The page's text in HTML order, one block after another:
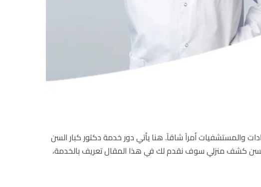
والمستشفيات أمراً شاقاً. هنا يأتي دور خدمة دكتور كبار السن
السن كشف منزلي سوف نقدم لك في هذا المقال تعريف بالخدمة،